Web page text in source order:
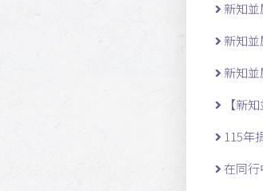
新知
新知
新知
【新
115年
在同